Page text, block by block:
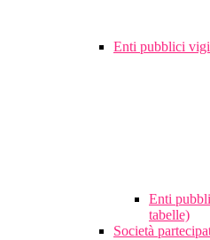
Enti pubblici
Enti
tabelle)
Società